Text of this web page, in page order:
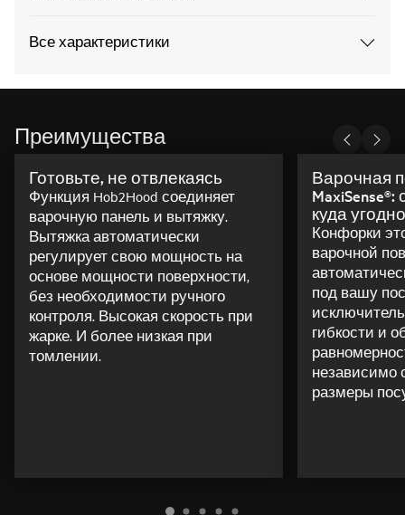
Все характеристики
Преимущества
Готовьте, не отвлекаясь
Функция Hob2Hood соединяет
варочную панель и вытяжку.
Вытяжка автоматически
регулирует свою мощность на
основе мощности поверхности,
без необходимости ручного
контроля. Высокая скорость при
жарке. И более низкая при
томлении.
Варочная
куда угодно
Конфорки
варочной
под вашу
гибкости и
независимо
размеры